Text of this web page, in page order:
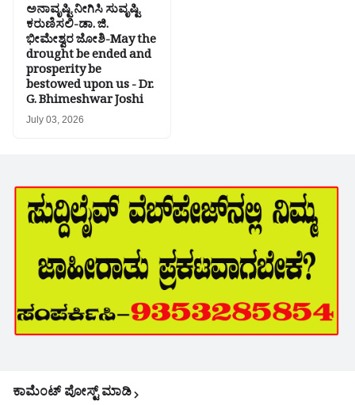
ಅನಾವೃಷ್ಟಿ ನೀಗಿಸಿ ಸುವೃಷ್ಟಿ
ಕರುಣಿಸಲಿ-ಡಾ. ಜಿ.
ಭೀಮೇಶ್ವರ ಜೋಶಿ-May the
drought be ended and
prosperity be
bestowed upon us - Dr.
G. Bhimeshwar Joshi
July 03, 2026
ಕಾಮೆಂಟ್‌‌ ಪೋಸ್ಟ್‌ ಮಾಡಿ